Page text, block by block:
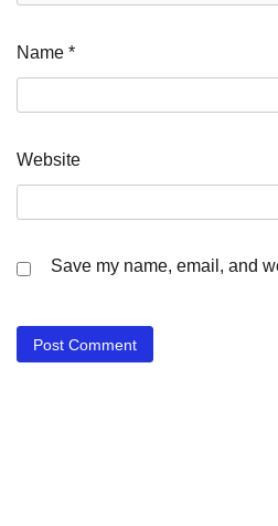
Name *
Website
Save my name, email, and